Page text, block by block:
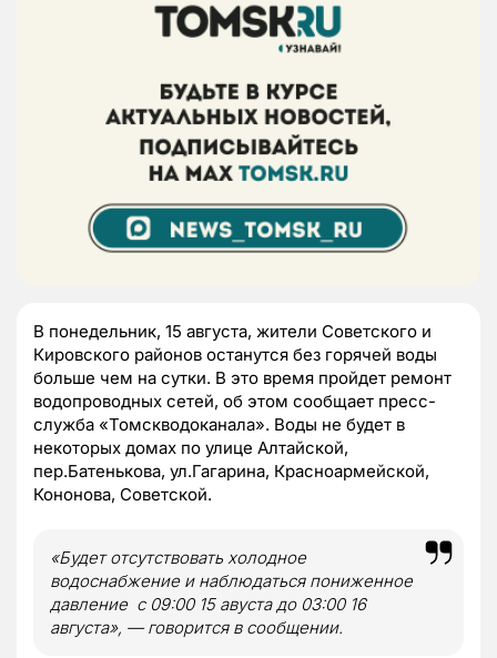
В понедельник, 15 августа, жители Советского и
Кировского районов останутся без горячей воды
больше чем на сутки. В это время пройдет ремонт
водопроводных сетей, об этом сообщает пресс-
служба «Томскводоканала». Воды не будет в
некоторых домах по улице Алтайской,
пер.Батенькова, ул.Гагарина, Красноармейской,
Кононова, Советской.
«Будет отсутствовать холодное
водоснабжение и наблюдаться пониженное
давление с 09:00 15 авуста до 03:00 16
августа», — говорится в сообщении.